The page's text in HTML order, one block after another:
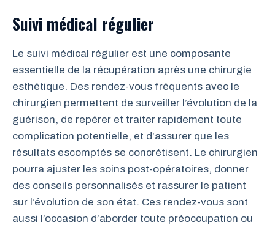
Suivi médical régulier
Le suivi médical régulier est une composante
essentielle de la récupération après une chirurgie
esthétique. Des rendez-vous fréquents avec le
chirurgien permettent de surveiller l’évolution de la
guérison, de repérer et traiter rapidement toute
complication potentielle, et d’assurer que les
résultats escomptés se concrétisent. Le chirurgien
pourra ajuster les soins post-opératoires, donner
des conseils personnalisés et rassurer le patient
sur l’évolution de son état. Ces rendez-vous sont
aussi l’occasion d’aborder toute préoccupation ou